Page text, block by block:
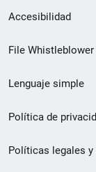
Menú
de
de
pie
de
Accesibilidad
File
Lenguaje simple
Política de
Políticas legales